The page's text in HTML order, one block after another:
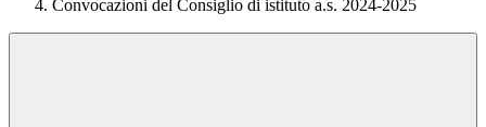
Convocazioni del Consiglio di istituto a.s. 2024-2025